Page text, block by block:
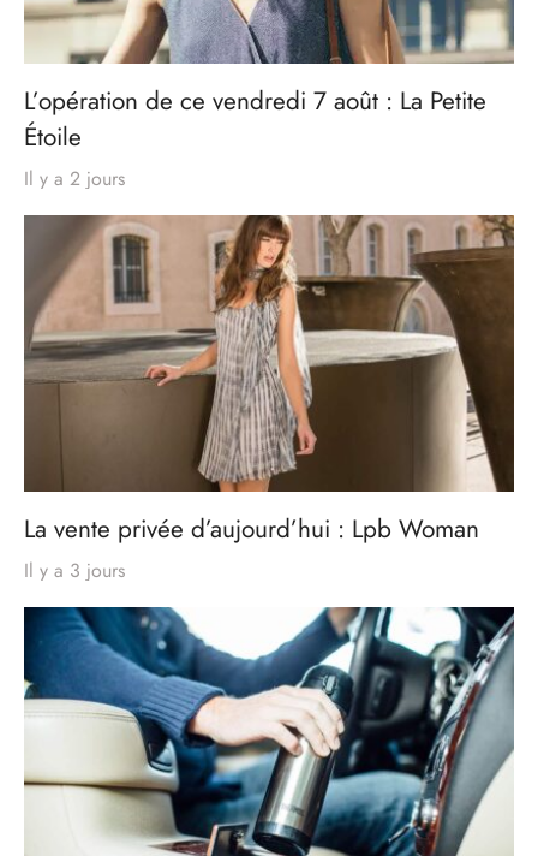
L’opération de ce vendredi 7 août : La Petite
Étoile
Il y a 2 jours
La vente privée d’aujourd’hui : Lpb Woman
Il y a 3 jours